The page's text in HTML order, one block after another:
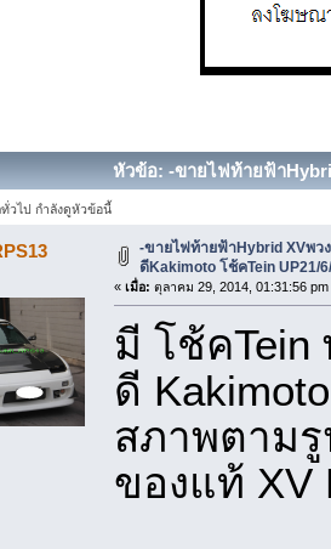
หัวข้อ: -ขายไฟท้ายฟ้า
ง)
วไป กำลังดูหัวข้อนี้
-ขายไฟท้ายฟ้าHybrid XVพว
ดีKakimoto โช้คTein UP21/
« เมื่อ: ตุลาคม 29, 2014, 01:31:56 pm
มี โช้คTein
ดี
สภาพตาม
ของแท้ XV